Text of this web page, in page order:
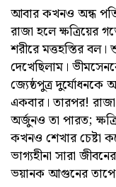
আবার কখনও অন্ধ
রাজা হলে ক্ষত্রিয়ের
শরীরে মত্তহস্তির
দেখেছিলাম।
জ্যেষ্ঠপুত্র দুর্যোধনকে
একবার। তারপর!
অর্জুনও তা পারত;
কখনও শেখার চেষ্টা
ভাগ্যহীনা সারা
ভয়ানক আগুনের